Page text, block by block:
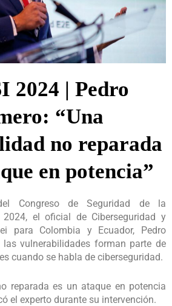
2024 | Pedro
“Una
no reparada
en potencia”
Congreso de Seguridad de la
2024, el oficial de Ciberseguridad y
para Colombia y Ecuador, Pedro
las vulnerabilidades forman parte de
cuando se habla de ciberseguridad.
reparada es un ataque en potencia
el experto durante su intervención.